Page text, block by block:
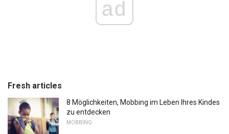
ad
Fresh articles
8 Möglichkeiten, Mobbing im Leben Ihres Kindes
zu entdecken
MOBBING